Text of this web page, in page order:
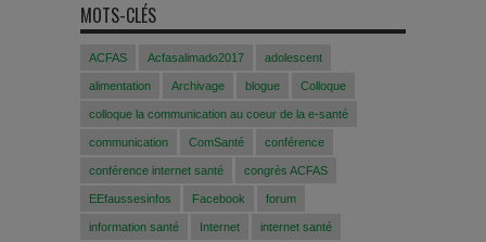
MOTS-CLÉS
ACFAS Acfasalimado2017 adolescent
alimentation Archivage blogue Colloque
colloque la communication au coeur de la e-santé
communication ComSanté conférence
conférence internet santé congrès ACFAS
EEfaussesinfos Facebook forum
information santé Internet internet santé